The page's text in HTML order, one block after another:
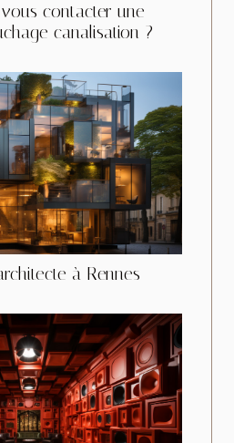
contacter une
canalisation ?
à Rennes